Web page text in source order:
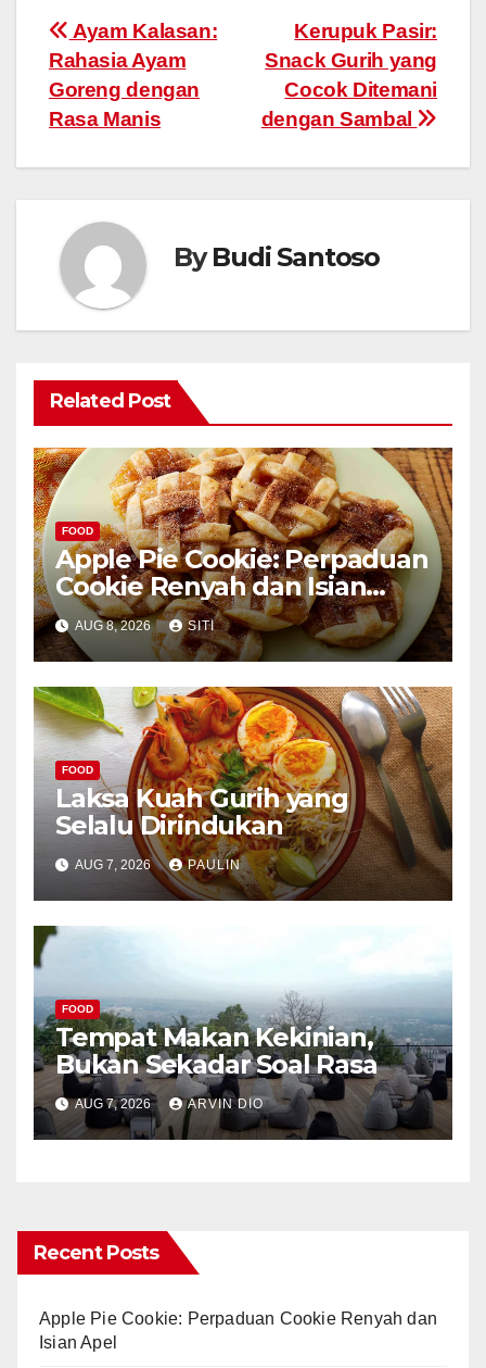
Post
navigation
Kerupuk Pasir:
Snack Gurih yang
Cocok Ditemani
dengan Sambal
Ayam Kalasan:
Rahasia Ayam
Goreng dengan
Rasa Manis
ByBudi Santoso
Related Post
FOOD
Apple Pie Cookie: Perpaduan
Cookie Renyah dan Isian
Apel
AUG 8, 2026 SITI
FOOD
Laksa Kuah Gurih yang
Selalu Dirindukan
AUG 7, 2026 PAULIN
FOOD
Tempat Makan Kekinian,
Bukan Sekadar Soal Rasa
AUG 7, 2026 ARVIN DIO
Recent Posts
Apple Pie Cookie: Perpaduan Cookie Renyah dan
Isian Apel